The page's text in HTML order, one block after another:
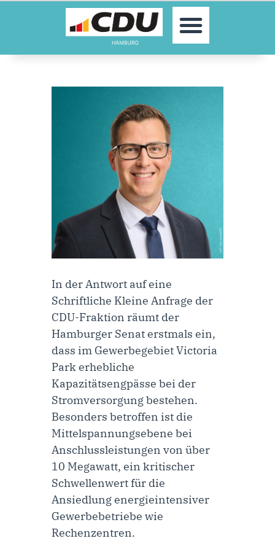
MOIN!
AKTUELLES
PARLAMENTE
MITGLIED WERDEN!
In der Antwort auf eine
Schriftliche Kleine Anfrage der
CDU-Fraktion räumt der
Hamburger Senat erstmals ein,
dass im Gewerbegebiet Victoria
Park erhebliche
Kapazitätsengpässe bei der
Stromversorgung bestehen.
Besonders betroffen ist die
Mittelspannungsebene bei
Anschlussleistungen von über
10 Megawatt, ein kritischer
Schwellenwert für die
Ansiedlung energieintensiver
Gewerbebetriebe wie
Rechenzentren.